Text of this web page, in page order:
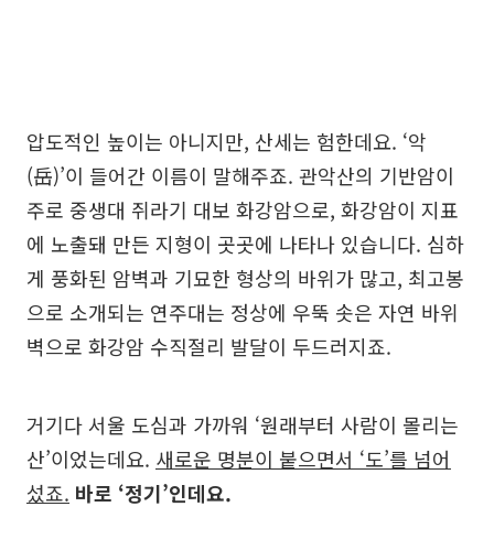
압도적인 높이는 아니지만, 산세는 험한데요. ‘악
(岳)’이 들어간 이름이 말해주죠. 관악산의 기반암이
주로 중생대 쥐라기 대보 화강암으로, 화강암이 지표
에 노출돼 만든 지형이 곳곳에 나타나 있습니다. 심하
게 풍화된 암벽과 기묘한 형상의 바위가 많고, 최고봉
으로 소개되는 연주대는 정상에 우뚝 솟은 자연 바위
벽으로 화강암 수직절리 발달이 두드러지죠.
거기다 서울 도심과 가까워 ‘원래부터 사람이 몰리는
산’이었는데요. 새로운 명분이 붙으면서 ‘도’를 넘어
섰죠. 바로 ‘정기’인데요.